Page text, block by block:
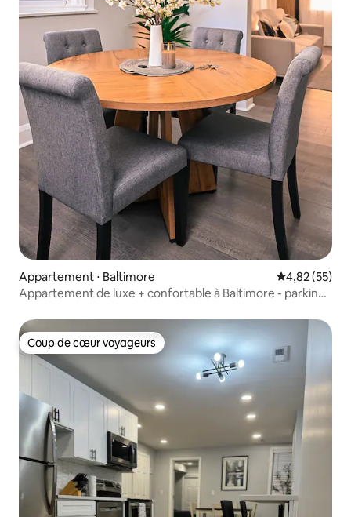
Appartement ⋅ Baltimore Évaluation
4,82 (55)
Appartement de luxe + confortable à Baltimore - parking
Coup de cœur voyageurs
Coup de cœur voyageurs